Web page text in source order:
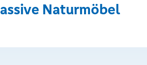
Naturmöbel